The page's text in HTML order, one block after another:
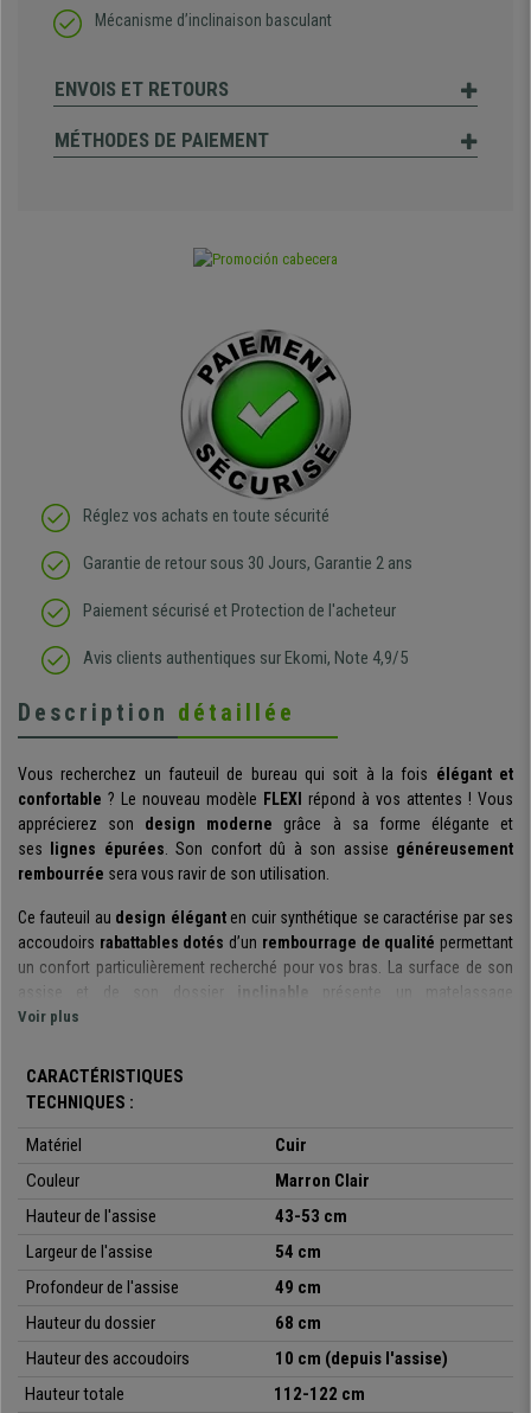
Mécanisme d’inclinaison basculant
ENVOIS ET RETOURS
MÉTHODES DE PAIEMENT
Réglez vos achats en toute sécurité
Garantie de retour sous 30 Jours, Garantie 2 ans
Paiement sécurisé et Protection de l'acheteur
Avis clients authentiques sur Ekomi, Note 4,9/5
Description détaillée
Vous recherchez un fauteuil de bureau qui soit à la fois élégant et
confortable ? Le nouveau modèle FLEXI répond à vos attentes ! Vous
apprécierez son design moderne grâce à sa forme élégante et
ses
lignes épurées. Son confort dû à son assise généreusement
rembourrée sera vous ravir de son utilisation.
Ce fauteuil au design éléganten cuir synthétique se caractérise par ses
accoudoirs rabattables dotés d’un rembourrage de qualité permettant
un confort particulièrement recherché pour vos bras. La surface de son
assise et de son dossier
inclinable
présente un matelassage
particulièrement agréable. Son revêtement en
Le fauteuil de bureauFLEXI
intérieur grâce à ses
font de lui un
Son piétement métallique
audesign séduisant.
la conception de ce fauteuil. Son revêtement en
utilisation agréable et
son entretien extrêmement facile.
grande robustesse.
Ce modèle pourra s’intégrer parfaitement à votre intérieur du fait de
style sobre et élégant.
Il est de plusdisponible dans une large
Voir plus
CARACTÉRISTIQUES
TECHNIQUES :
Matériel
Cuir
Couleur
Marron Clair
Hauteur de l'assise
43-53 cm
Largeur de l'assise
54 cm
Profondeur de l'assise
49 cm
Hauteur du dossier
68 cm
Hauteur des accoudoirs
10 cm (depuis l'assise)
Hauteur totale
112-122 cm